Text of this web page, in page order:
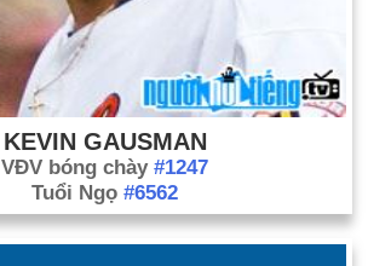
KEVIN GAUSMAN
VĐV bóng chày #1247
Tuổi Ngọ #6562